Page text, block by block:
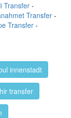
Transfer -
Transfer-
Transfer -
innenstadt
transfer